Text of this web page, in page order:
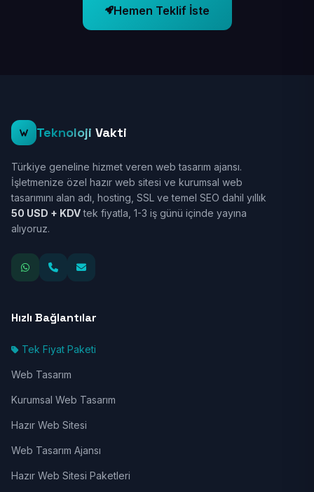
Hemen Teklif İste
Teknoloji Vakti
Türkiye geneline hizmet veren web tasarım ajansı.
İşletmenize özel hazır web sitesi ve kurumsal web
tasarımını alan adı, hosting, SSL ve temel SEO dahil yıllık
50 USD + KDVtek fiyatla, 1-3 iş günü içinde yayına
alıyoruz.
Hızlı Bağlantılar
Tek Fiyat Paketi
Web Tasarım
Kurumsal Web Tasarım
Hazır Web Sitesi
Web Tasarım Ajansı
Hazır Web Sitesi Paketleri